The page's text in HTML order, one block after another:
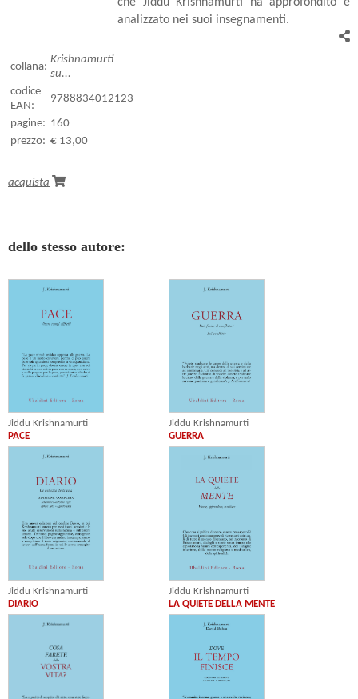
analizzato nei suoi insegnamenti.
collana:
Krishnamurti
su...
codice
EAN:
9788834012123
pagine: 160
prezzo: € 13,00
acquista
dello stesso autore:
Jiddu Krishnamurti
PACE
Jiddu Krishnamurti
GUERRA
Jiddu Krishnamurti
DIARIO
Jiddu Krishnamurti
LA QUIETE DELLA MENTE